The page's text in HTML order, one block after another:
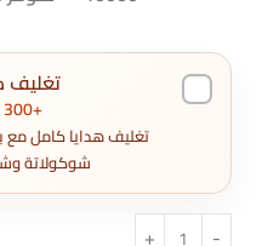
تغليف
+300 جنيه
شوكولاتة